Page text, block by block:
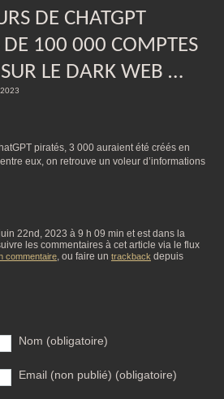
DE CHATGPT
DE 100 000 COMPTES
LE DARK WEB …
piratés, 3 000 auraient été créés en
eux, on retrouve un voleur d’informations
22nd, 2023 à 9 h 09 min et est dans la
les commentaires à cet article via le flux
commentaire, ou faire un trackback depuis
Nom (obligatoire)
Email (non publié) (obligatoire)